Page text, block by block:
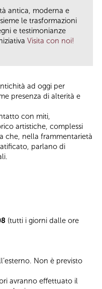
antica, moderna e
le trasformazioni
e testimonianze
Visita con noi!
ad oggi per
presenza di alterità e
con miti,
artistiche, complessi
che, nella frammentarietà
parlano di
(tutti i giorni dalle ore
Non è previsto
avranno effettuato il